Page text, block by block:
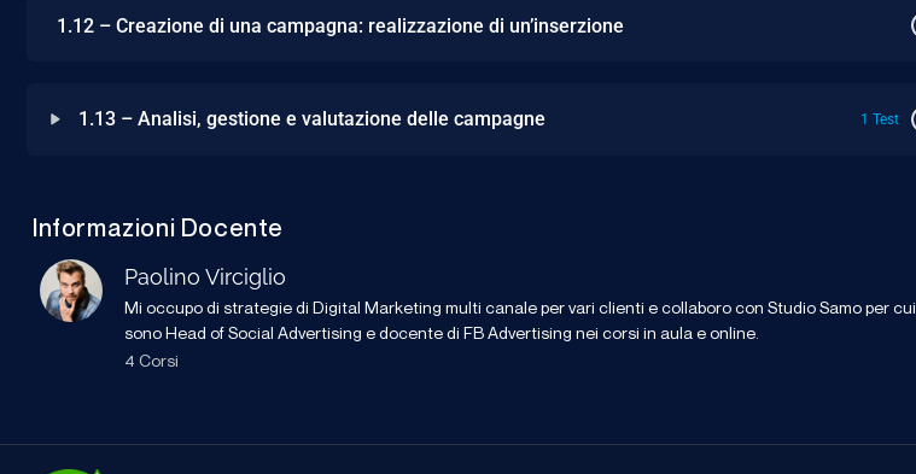
1.12 – Creazione di una campagna: realizzazione di un’inserzione
1.13 – Analisi, gestione e valutazione delle campagne 1 Test
Informazioni Docente
Paolino Virciglio
Mi occupo di strategie di Digital Marketing multi canale per vari clienti e collaboro con Studio Samo per cui
sono Head of Social Advertising e docente di FB Advertising nei corsi in aula e online.
4 Corsi